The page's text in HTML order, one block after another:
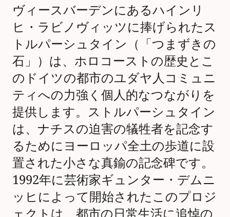
ヴィースバーデンにあるハインリ
ヒ・ラビノヴィッツに捧げられたス
トルパーシュタイン（「つまずきの
石」）は、ホロコーストの歴史とこ
のドイツの都市のユダヤ人コミュニ
ティへの力強く個人的なつながりを
提供します。ストルパーシュタイン
は、ナチスの迫害の犠牲者を記念す
るためにヨーロッパ全土の歩道に設
置された小さな真鍮の記念碑です。
1992年に芸術家ギュンター・デムニ
ッヒによって開始されたこのプロジ
ェクトは、都市の日常生活に追悼の